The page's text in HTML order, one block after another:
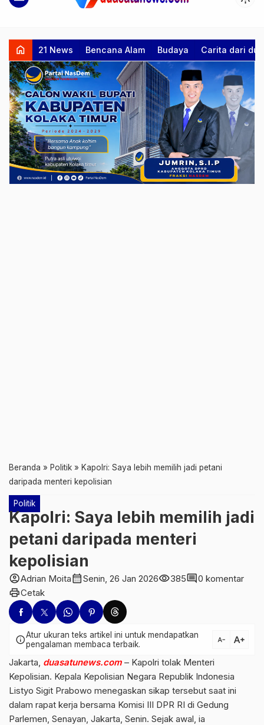
home 21 News Bencana Alam Budaya Carita dari
Beranda » Politik » Kapolri: Saya lebih memilih jadi petani
daripada menteri kepolisian
Politik
Kapolri: Saya lebih memilih jadi
petani daripada menteri
kepolisian
account_circleAdrian Moitacalendar_monthSenin, 26 Jan 2026visibility385comment0 komentar
printCetak
infoAtur ukuran teks artikel ini untuk mendapatkan
pengalaman membaca terbaik.
text_decrease text_increase
Jakarta, duasatunews.com – Kapolri tolak Menteri
Kepolisian. Kepala Kepolisian Negara Republik Indonesia
Listyo Sigit Prabowo menegaskan sikap tersebut saat ini
dalam rapat kerja bersama Komisi III DPR RI di Gedung
Parlemen, Senayan, Jakarta, Senin. Sejak awal, ia